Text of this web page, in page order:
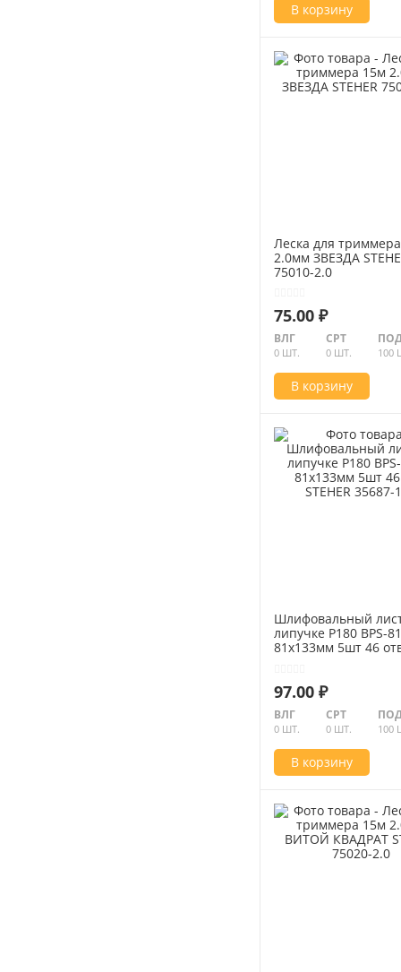
В корзину
Леска для
2.0мм ЗВЕЗДА
75010-2.0
75.00 ₽
ВЛГ
0 ШТ.
СРТ
0 ШТ. 100
В корзину
Шлифовальный
липучке Р180 BPS-
81х133мм 5шт 46
97.00 ₽
ВЛГ
0 ШТ.
СРТ
0 ШТ. 100
В корзину